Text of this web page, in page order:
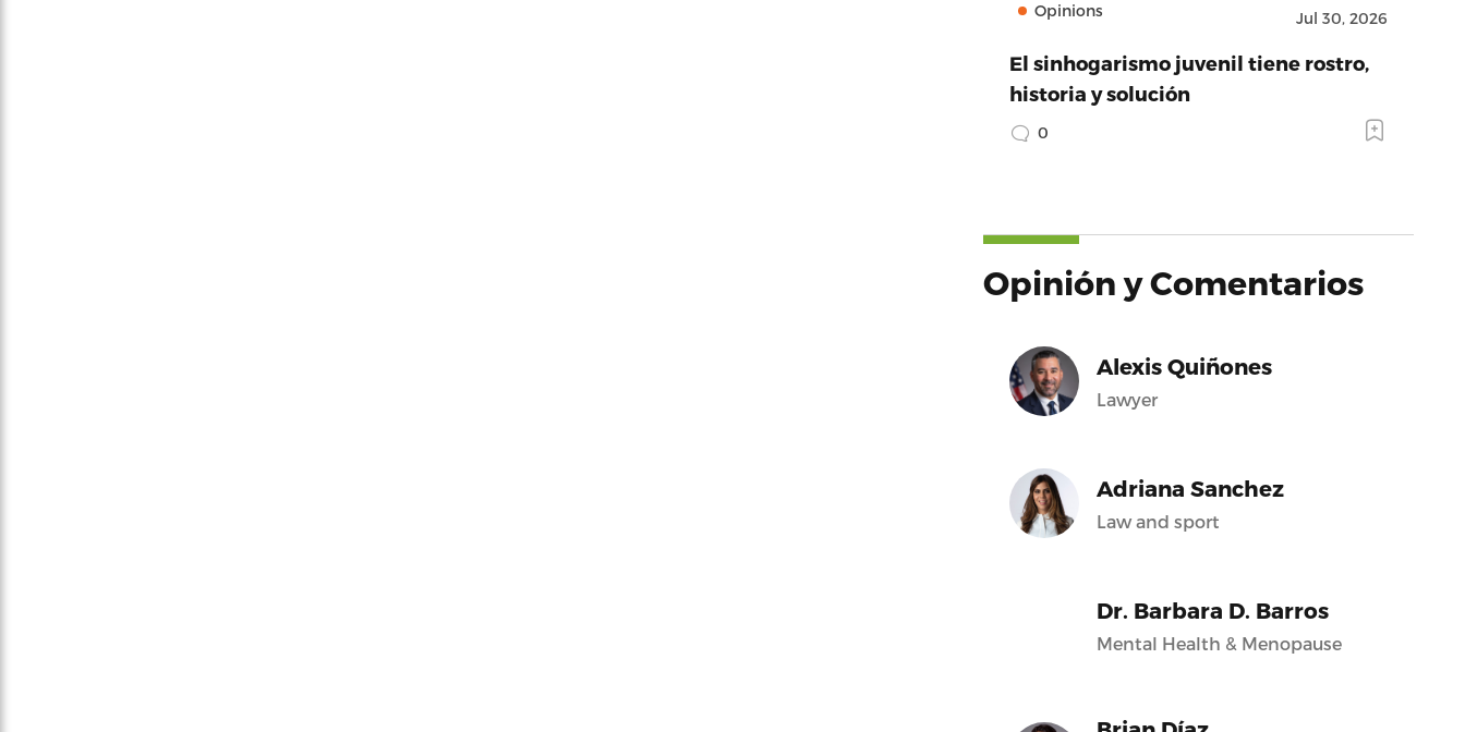
Opinions Jul 30, 2026
El sinhogarismo juvenil tiene rostro,
historia y solución
0
Opinión y Comentarios
Alexis Quiñones
Lawyer
Adriana Sanchez
Law and sport
Dr. Barbara D. Barros
Mental Health & Menopause